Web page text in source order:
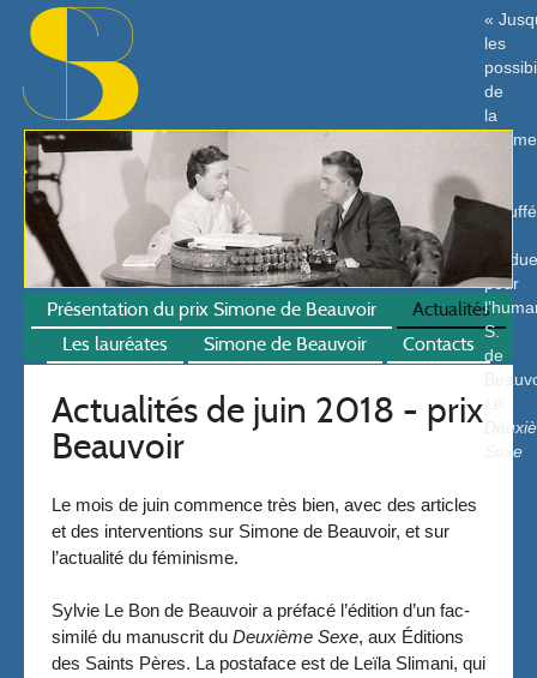
les
de
la
femme
pour
S.
de
Sexe
Présentation du prix Simone de Beauvoir
Actualités
Les lauréates
Simone de Beauvoir Contacts
Actualités de juin 2018 - prix
Beauvoir
Le mois de juin commence très bien, avec des articles
et des interventions sur Simone de Beauvoir, et sur
l’actualité du féminisme.
Sylvie Le Bon de Beauvoir a préfacé l’édition d’un fac-
similé du manuscrit du Deuxième Sexe, aux Éditions
des Saints Pères. La postaface est de Leïla Slimani, qui